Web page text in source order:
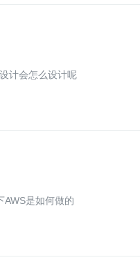
计会怎么设计呢
AWS是如何做的